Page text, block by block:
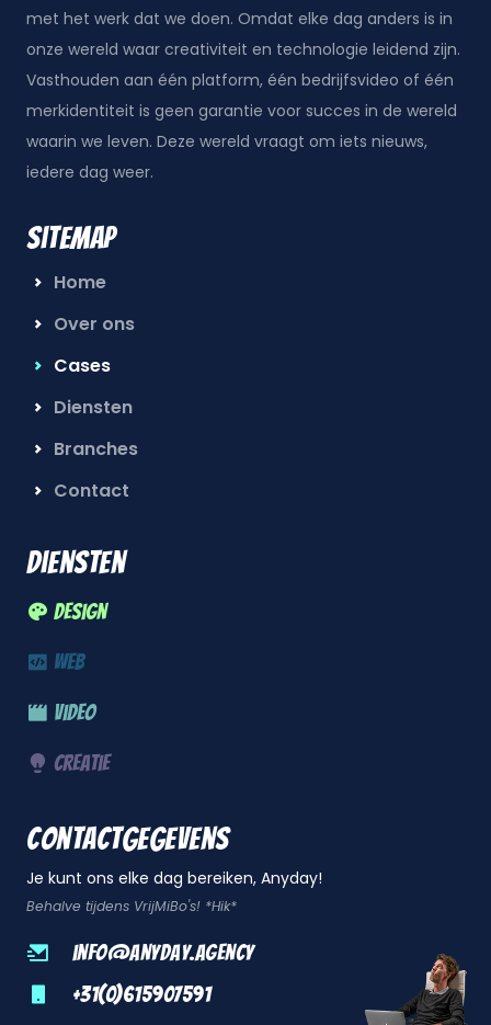
met het werk dat we doen. Omdat elke dag anders is in
onze wereld waar creativiteit en technologie leidend zijn.
Vasthouden aan één platform, één bedrijfsvideo of één
merkidentiteit is geen garantie voor succes in de wereld
waarin we leven. Deze wereld vraagt om iets nieuws,
iedere dag weer.
Sitemap
Home
Over ons
Cases
Diensten
Branches
Contact
Diensten
Design
Web
Video
Creatie
Contactgegevens
Je kunt ons elke dag bereiken, Anyday!
Behalve tijdens VrijMiBo's! *Hik*
info@anyday.agency
+31(0)615907591